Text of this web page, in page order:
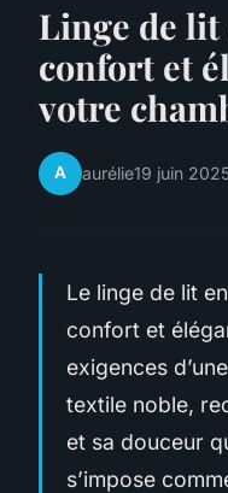
Linge de
confort et
votre
A aurélie19 juin
Le linge de lit
confort et
exigences
textile noble,
et sa douceur
s’impose